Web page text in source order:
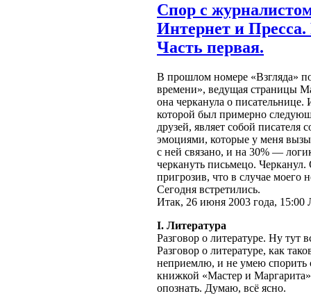
Спор с
Интернет и
Часть первая.
В прошлом номере «Взгляда»
времени», ведущая страницы
она черканула о
которой был примерно
друзей, являет собой писателя
эмоциями, которые у меня
с ней связано, и на 30% —
черкануть письмецо. Черканул.
пригрозив, что в случае моего
Сегодня встретились.
Итак, 26 июня 2003 года, 15:00
I. Литература
Разговор о литературе. Ну тут
Разговор о литературе, как
неприемлю, и не умею спорить
книжкой «Мастер и
опознать. Думаю, всё ясно.